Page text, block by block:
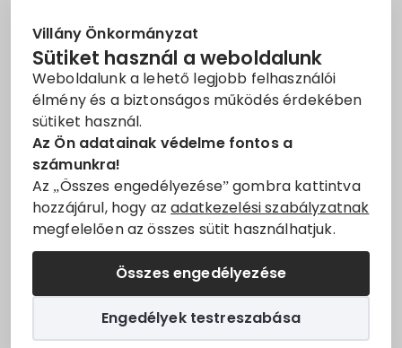
Villány Önkormányzat
Sütiket használ a weboldalunk
Weboldalunk a lehető legjobb felhasználói
élmény és a biztonságos működés érdekében
sütiket használ.
Az Ön adatainak védelme fontos a
számunkra!
Az „Összes engedélyezése” gombra kattintva
hozzájárul, hogy azadatkezelési szabályzatnak
megfelelően az összes sütit használhatjuk.
Összes engedélyezése
Engedélyek testreszabása
Rendelettár
Pályázatok
Dokumentumok
Állásajánlatok
Szolgáltatók
Turizmus
Választási információk
2025. Márc. 10.
Ezúton tájékoztatom Önöket, hogy Villány Város
Önkormányzata módosítani kívánja
védelmérőlszóló 7/2021. (VIII. 4.) önkormányzati
rendeletét.
A módosítás az alábbi elemeket tartalmazza:
a 2024. október 1. napján hatályba lépett,
magasabb szintű jogszabályokkal való összhang